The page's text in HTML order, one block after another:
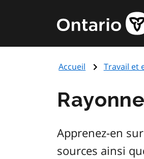
principal
Page
d'accueil
de
Accueil Travail et
Apprenez-en
sources ainsi